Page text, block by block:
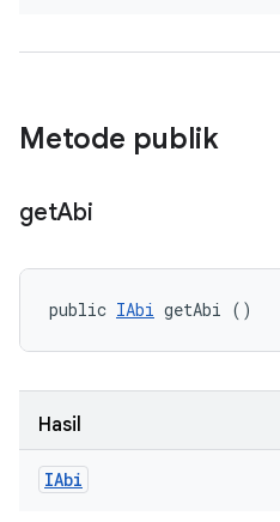
Metode publik
getAbi
public IAbi getAbi ()
Hasil
IAbi